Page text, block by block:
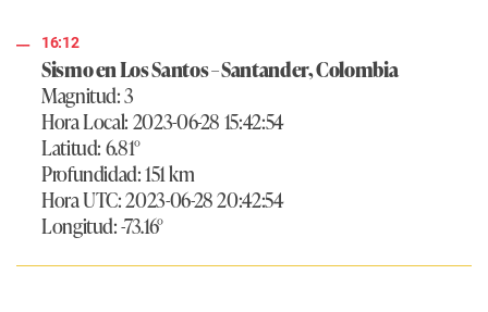
16:12
Sismo en Los Santos – Santander, Colombia
Magnitud: 3
Hora Local: 2023-06-28 15:42:54
Latitud: 6.81°
Profundidad: 151 km
Hora UTC: 2023-06-28 20:42:54
Longitud: -73.16°